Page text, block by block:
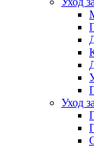
Уход